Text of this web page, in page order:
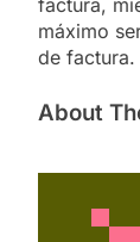
factura,
máximo
de factura.
About